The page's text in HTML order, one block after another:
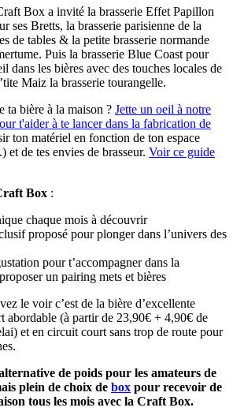
Box a invité la brasserie Effet Papillon
ses Bretts, la brasserie parisienne de la
de tables & la petite brasserie normande
Puis la brasserie Blue Coast pour
dans les bières avec des touches locales de
Maiz la brasserie tourangelle.
ta bière à la maison ? Jette un oeil à notre
t'aider à te lancer dans la fabrication de
ton matériel en fonction de ton espace
et de tes envies de brasseur. Voir ce guide
Box :
chaque mois à découvrir
proposé pour plonger dans l’univers des
pour t’accompagner dans la
un pairing mets et bières
le voir c’est de la bière d’excellente
abordable (à partir de 23,90€ + 4,90€ de
et en circuit court sans trop de route pour
de poids pour les amateurs de
plein de choix de box pour recevoir de
tous les mois avec la Craft Box.